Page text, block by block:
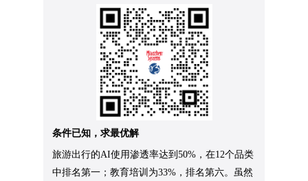
条件已知，求最优解
旅游出行的AI使用渗透率达到50%，在12个品类
中排名第一；教育培训为33%，排名第六。虽然